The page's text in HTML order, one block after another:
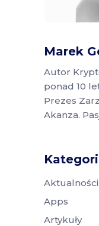
Marek
Autor
ponad 10
Prezes
Akanza.
Aktualności
Apps
Artykuły